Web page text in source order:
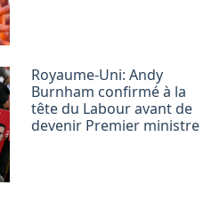
Royaume-Uni: Andy
Burnham confirmé à la
tête du Labour avant de
devenir Premier ministre